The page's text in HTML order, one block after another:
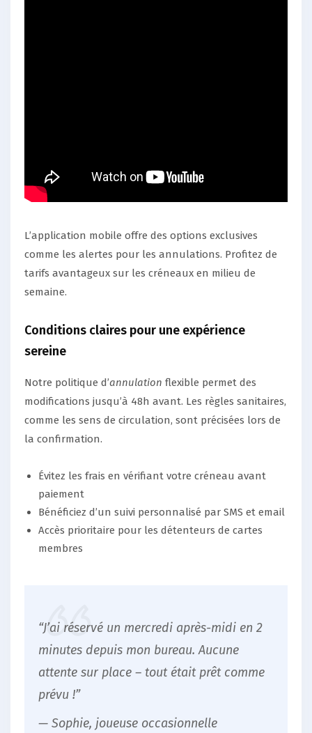
L’application mobile offre des options exclusives
comme les alertes pour les annulations. Profitez de
tarifs avantageux sur les créneaux en milieu de
semaine.
Conditions claires pour une expérience
sereine
Notre politique d’annulation flexible permet des
modifications jusqu’à 48h avant. Les règles sanitaires,
comme les sens de circulation, sont précisées lors de
la confirmation.
Évitez les frais en vérifiant votre créneau avant
paiement
Bénéficiez d’un suivi personnalisé par SMS et email
Accès prioritaire pour les détenteurs de cartes
membres
“J’ai réservé un mercredi après-midi en 2
minutes depuis mon bureau. Aucune
attente sur place – tout était prêt comme
prévu !”
— Sophie, joueuse occasionnelle